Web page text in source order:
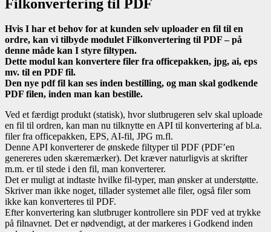
Filkonvertering til PDF
Hvis I har et behov for at kunden selv uploader en fil til en
ordre, kan vi tilbyde modulet Filkonvertering til PDF – på
denne måde kan I styre filtypen.
Dette modul kan konvertere filer fra officepakken, jpg, ai, eps
mv. til en PDF fil.
Den nye pdf fil kan ses inden bestilling, og man skal godkende
PDF filen, inden man kan bestille.
Ved et færdigt produkt (statisk), hvor slutbrugeren selv skal uploade
en fil til ordren, kan man nu tilknytte en API til konvertering af bl.a.
filer fra officepakken, EPS, AI-fil, JPG m.fl.
Denne API konverterer de ønskede filtyper til PDF (PDF’en
genereres uden skæremærker). Det kræver naturligvis at skrifter
m.m. er til stede i den fil, man konverterer.
Det er muligt at indtaste hvilke fil-typer, man ønsker at understøtte.
Skriver man ikke noget, tillader systemet alle filer, også filer som
ikke kan konverteres til PDF.
Efter konvertering kan slutbruger kontrollere sin PDF ved at trykke
på filnavnet. Det er nødvendigt, at der markeres i Godkend inden